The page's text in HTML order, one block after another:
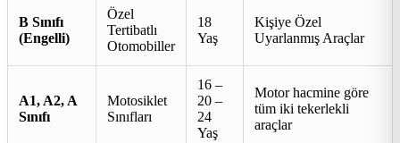
B Sınıfı
(Engelli)
Özel
Tertibatlı
Otomobiller
18
Yaş
Kişiye Özel
Uyarlanmış Araçlar
A1, A2, A
Sınıfı
Motosiklet
Sınıfları
16 –
20 –
24
Yaş
Motor hacmine göre
tüm iki tekerlekli
araçlar